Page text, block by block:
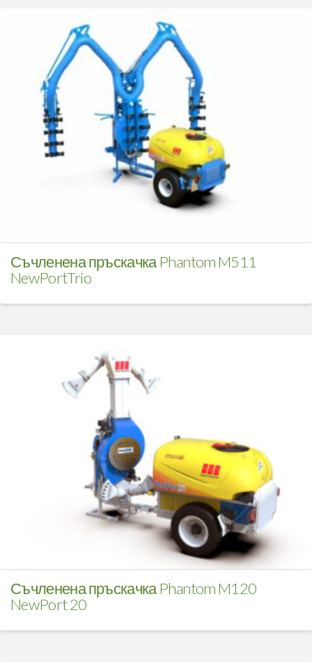
Съчленена пръскачка Phantom M511
NewPortTrio
Съчленена пръскачка Phantom M120
NewPort 20